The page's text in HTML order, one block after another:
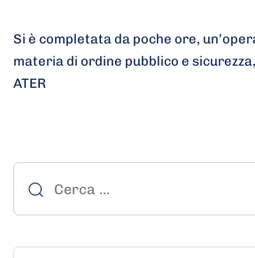
Si è completata da poche ore,
materia di ordine pubblico e
ATER